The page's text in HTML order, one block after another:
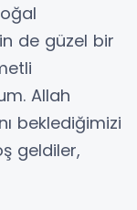
de güzel bir
Allah
beklediğimizi
geldiler,